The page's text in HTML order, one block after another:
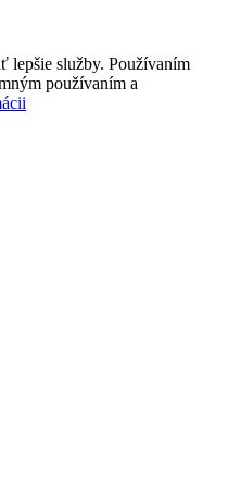
lepšie služby. Používaním
používaním a